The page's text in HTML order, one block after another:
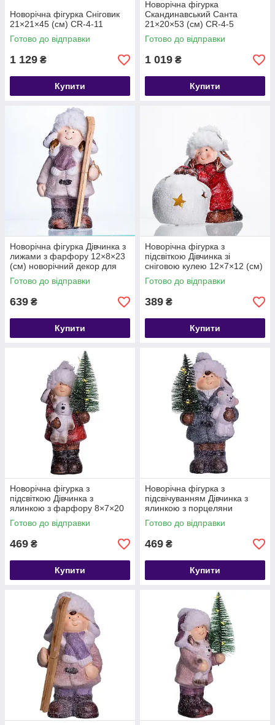
Новорічна фігурка Сніговик
21×21×45 (см) CR-4-11
Готово до відправки
1 129 ₴
Купити
Новорічна фігурка
Скандинавський Санта
21×20×53 (см) CR-4-5
Готово до відправки
1 019 ₴
Купити
Новорічна фігурка Дівчинка з
лижами з фарфору 12×8×23
(см) новорічний декор для
дому, квартири, офісу CR-5-1
Готово до відправки
639 ₴
Купити
Новорічна фігурка з
підсвіткою Дівчинка зі
сніговою кулею 12×7×12 (см)
Червоний CR-5-11
Готово до відправки
389 ₴
Купити
Новорічна фігурка з
підсвіткою Дівчинка з
ялинкою з фарфору 8×7×20
(см) новорічний декор для
дому, квартири на подарунок
Готово до відправки
469 ₴
Купити
Новорічна фігурка з
підсвічуванням Дівчинка з
ялинкою з порцеляни
10×9×18 (см) CR-5-16
Готово до відправки
469 ₴
Купити